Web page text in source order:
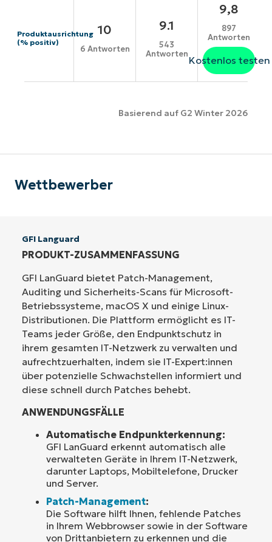
Produktausrichtung
(% positiv)
10
6 Antworten
9.1
543
Antworten
9,8
897
Antworten
Kostenlos testen
Basierend auf G2 Winter 2026
Wettbewerber
GFI Languard
PRODUKT-ZUSAMMENFASSUNG
GFI LanGuard bietet Patch-Management,
Auditing und Sicherheits-Scans für Microsoft-
Betriebssysteme, macOS X und einige Linux-
Distributionen. Die Plattform ermöglicht es IT-
Teams jeder Größe, den Endpunktschutz in
ihrem gesamten IT-Netzwerk zu verwalten und
aufrechtzuerhalten, indem sie IT-Expert:innen
über potenzielle Schwachstellen informiert und
diese schnell durch Patches behebt.
ANWENDUNGSFÄLLE
Automatische Endpunkterkennung:
GFI LanGuard erkennt automatisch alle
verwalteten Geräte in Ihrem IT-Netzwerk,
darunter Laptops, Mobiltelefone, Drucker
und Server.
Patch-Management:
Die Software hilft Ihnen, fehlende Patches
in Ihrem Webbrowser sowie in der Software
von Drittanbietern zu erkennen und die